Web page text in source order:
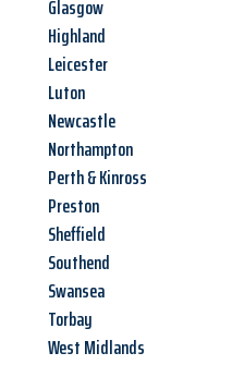
Glasgow
Highland
Leicester
Luton
Newcastle
Northampton
Perth & Kinross
Preston
Sheffield
Southend
Swansea
Torbay
West Midlands